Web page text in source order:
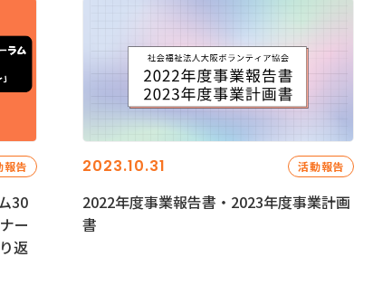
報告
30
ー
返
2023.10.31 活動報告
2022年度事業報告書・2023年度事業計画
書